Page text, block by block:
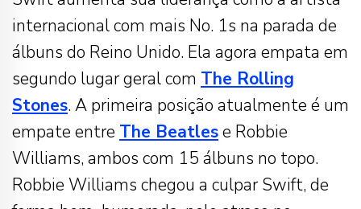
internacional com mais No. 1s na parada de
álbuns do Reino Unido. Ela agora empata em
segundo lugar geral com The Rolling
Stones. A primeira posição atualmente é um
empate entre The Beatlese Robbie
Williams, ambos com 15 álbuns no topo.
Robbie Williams chegou a culpar Swift, de